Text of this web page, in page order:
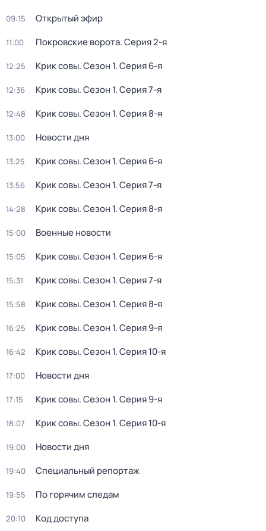
09:15 Открытый эфир
11:00 Покровские ворота. Серия 2-я
12:25 Крик совы. Сезон 1. Серия 6-я
12:36 Крик совы. Сезон 1. Серия 7-я
12:48 Крик совы. Сезон 1. Серия 8-я
13:00 Новости дня
13:25 Крик совы. Сезон 1. Серия 6-я
13:56 Крик совы. Сезон 1. Серия 7-я
14:28 Крик совы. Сезон 1. Серия 8-я
15:00 Военные новости
15:05 Крик совы. Сезон 1. Серия 6-я
15:31 Крик совы. Сезон 1. Серия 7-я
15:58 Крик совы. Сезон 1. Серия 8-я
16:25 Крик совы. Сезон 1. Серия 9-я
16:42 Крик совы. Сезон 1. Серия 10-я
17:00 Новости дня
17:15 Крик совы. Сезон 1. Серия 9-я
18:07 Крик совы. Сезон 1. Серия 10-я
19:00 Новости дня
19:40 Специальный репортаж
19:55 По горячим следам
20:10 Kод доcтупа